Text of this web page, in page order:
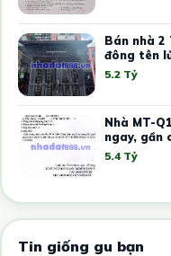
Bán nhà
đông tên
5.2 Tỷ
Nhà MT-Q12 TL 57 DT
ngay, gần
5.4 Tỷ
Tin giống gu bạn